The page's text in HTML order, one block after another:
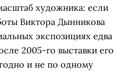
художника: если
Виктора Дынникова
экспозициях едва
2005-го выставки его
и не по одному